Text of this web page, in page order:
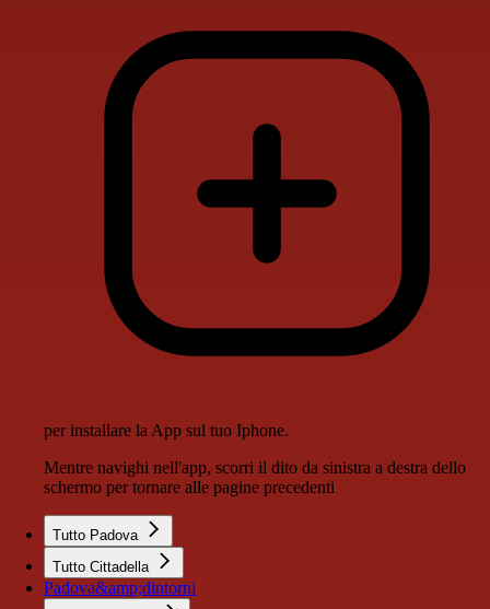
per installare la App sul tuo Iphone.
Mentre navighi nell'app, scorri il dito da sinistra a destra dello
schermo per tornare alle pagine precedenti
Tutto Padova
Tutto Cittadella
Padova&amp;dintorni